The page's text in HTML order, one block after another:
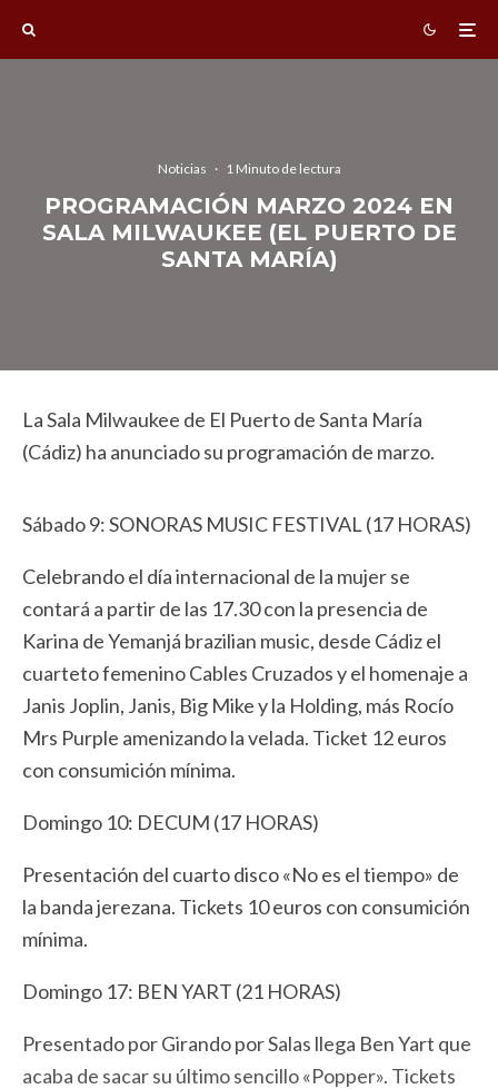
Noticias · 1 Minuto de lectura
PROGRAMACIÓN MARZO 2024 EN
SALA MILWAUKEE (EL PUERTO DE
SANTA MARÍA)
La Sala Milwaukee de El Puerto de Santa María
(Cádiz) ha anunciado su programación de marzo.
Sábado 9: SONORAS MUSIC FESTIVAL (17 HORAS)
Celebrando el día internacional de la mujer se
contará a partir de las 17.30 con la presencia de
Karina de Yemanjá brazilian music, desde Cádiz el
cuarteto femenino Cables Cruzados y el homenaje a
Janis Joplin, Janis, Big Mike y la Holding, más Rocío
Mrs Purple amenizando la velada. Ticket 12 euros
con consumición mínima.
Domingo 10: DECUM (17 HORAS)
Presentación del cuarto disco «No es el tiempo» de
la banda jerezana. Tickets 10 euros con consumición
mínima.
Domingo 17: BEN YART (21 HORAS)
Presentado por Girando por Salas llega Ben Yart que
acaba de sacar su último sencillo «Popper». Tickets